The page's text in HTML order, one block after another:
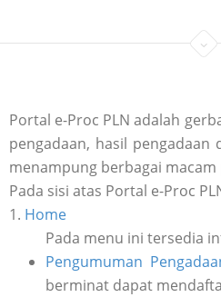
Portal e-Proc PLN adalah
pengadaan, hasil pengadaan
menampung berbagai
Pada sisi atas Portal e-Proc
1. Home
Pada menu ini tersedia
Pengumuman
berminat dapat